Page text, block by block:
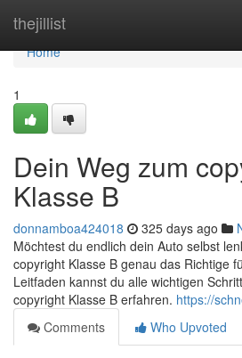
thejillist
Home
Home
1
Dein Weg zum
Klasse B
donnamboa424018 325 days ago
Möchtest du endlich dein Auto selbst
copyright Klasse B genau das Richtige
Leitfaden kannst du alle wichtigen
copyright Klasse B erfahren. https://
Comments
Who Upvoted